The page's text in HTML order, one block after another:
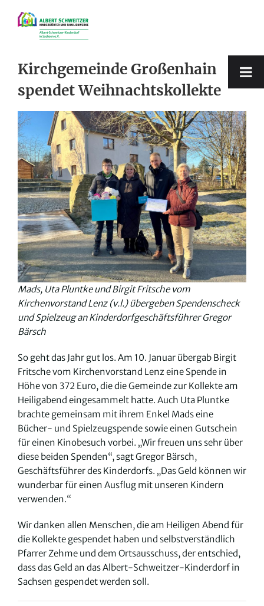
Inhalt
Kirchgemeinde Großenhain
spendet Weihnachtskollekte
Mads, Uta Pluntke und Birgit Fritsche vom
Kirchenvorstand Lenz (v.l.) übergeben Spendenscheck
und Spielzeug an Kinderdorfgeschäftsführer Gregor
Bärsch
So geht das Jahr gut los. Am 10. Januar übergab Birgit
Fritsche vom Kirchenvorstand Lenz eine Spende in
Höhe von 372 Euro, die die Gemeinde zur Kollekte am
Heiligabend eingesammelt hatte. Auch Uta Pluntke
brachte gemeinsam mit ihrem Enkel Mads eine
Bücher- und Spielzeugspende sowie einen Gutschein
für einen Kinobesuch vorbei. „Wir freuen uns sehr über
diese beiden Spenden“, sagt Gregor Bärsch,
Geschäftsführer des Kinderdorfs. „Das Geld können wir
wunderbar für einen Ausflug mit unseren Kindern
verwenden.“
Wir danken allen Menschen, die am Heiligen Abend für
die Kollekte gespendet haben und selbstverständlich
Pfarrer Zehme und dem Ortsausschuss, der entschied,
dass das Geld an das Albert-Schweitzer-Kinderdorf in
Sachsen gespendet werden soll.